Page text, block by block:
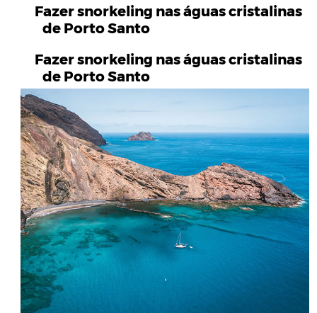
Fazer snorkeling nas águas cristalinas
de Porto Santo
Fazer snorkeling nas águas cristalinas
de Porto Santo